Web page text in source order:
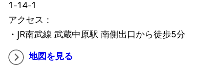
1-14-1
アクセス：
・JR南武線 武蔵中原駅 南側出口から徒歩5分
地図を見る